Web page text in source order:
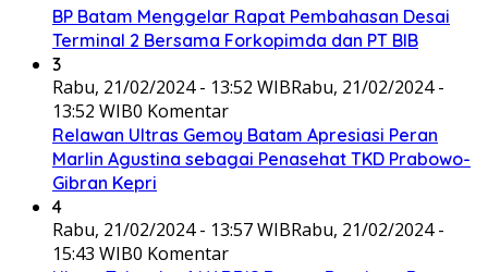
BP Batam Menggelar Rapat Pembahasan Desai
Terminal 2 Bersama Forkopimda dan PT BIB
3
Rabu, 21/02/2024 - 13:52 WIBRabu, 21/02/2024 -
13:52 WIB0 Komentar
Relawan Ultras Gemoy Batam Apresiasi Peran
Marlin Agustina sebagai Penasehat TKD Prabowo-
Gibran Kepri
4
Rabu, 21/02/2024 - 13:57 WIBRabu, 21/02/2024 -
15:43 WIB0 Komentar